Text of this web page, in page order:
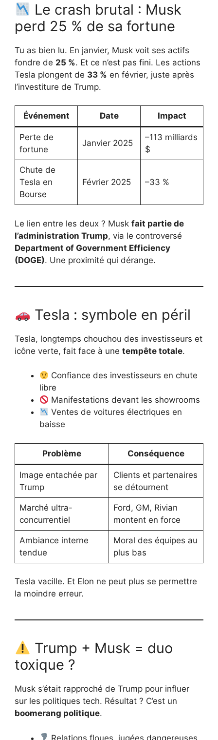
Le crash brutal : Musk
perd 25 % de sa fortune
Tu as bien lu. En janvier, Musk voit ses actifs
fondre de 25 %. Et ce n’est pas fini. Les actions
Tesla plongent de 33 % en février, juste après
l’investiture de Trump.
Événement Date Impact
Perte de
fortune
Janvier 2025
–113 milliards
$
Chute de
Tesla en
Bourse
Février 2025 –33 %
Le lien entre les deux ? Musk fait partie de
l’administration Trump, via le controversé
Department of Government Efficiency
(DOGE). Une proximité qui dérange.
Tesla : symbole en péril
Tesla, longtemps chouchou des investisseurs et
icône verte, fait face à une tempête totale.
Confiance des investisseurs en chute
libre
Manifestations devant les showrooms
Ventes de voitures électriques en
baisse
Problème Conséquence
Image entachée par
Trump
Clients et partenaires
se détournent
Marché ultra-
concurrentiel
Ford, GM, Rivian
montent en force
Ambiance interne
tendue
Moral des équipes au
plus bas
Tesla vacille. Et Elon ne peut plus se permettre
la moindre erreur.
Trump + Musk = duo
toxique ?
Musk s’était rapproché de Trump pour influer
sur les politiques tech. Résultat ? C’est un
boomerang politique.
Relations floues, jugées dangereuses